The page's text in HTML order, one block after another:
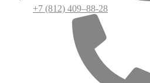
+7 (812) 409–88-28